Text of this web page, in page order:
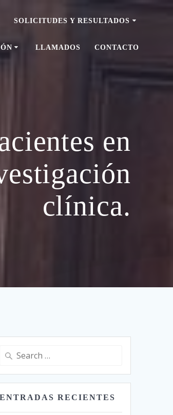
SOLICITUDES Y RESULTADOS
LLAMADOS CONTACTO
en
clínica.
Search
ENTRADAS RECIENTES